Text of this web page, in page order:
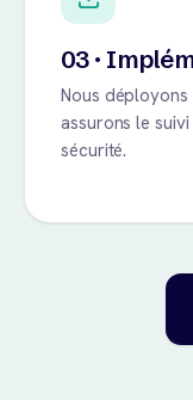
03 ·
Nous
assurons le
sécurité.